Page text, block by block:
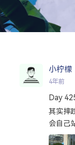
成长日记 宝
宝宝旅行
小柠檬
4年前
Day
其实摔
会自己